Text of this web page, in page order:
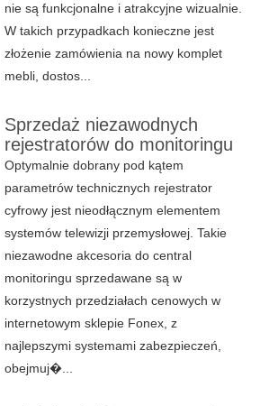
nie są funkcjonalne i atrakcyjne wizualnie.
W takich przypadkach konieczne jest
złożenie zamówienia na nowy komplet
mebli, dostos...
Sprzedaż niezawodnych
rejestratorów do monitoringu
Optymalnie dobrany pod kątem
parametrów technicznych rejestrator
cyfrowy jest nieodłącznym elementem
systemów telewizji przemysłowej. Takie
niezawodne akcesoria do central
monitoringu sprzedawane są w
korzystnych przedziałach cenowych w
internetowym sklepie Fonex, z
najlepszymi systemami zabezpieczeń,
obejmuj�...